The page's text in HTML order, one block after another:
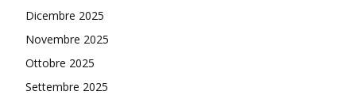
Dicembre 2025
Novembre 2025
Ottobre 2025
Settembre 2025